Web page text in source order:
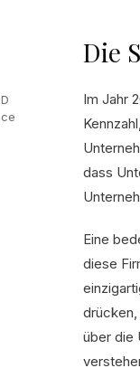
Die
Im Jahr
dass
Eine
diese
über die